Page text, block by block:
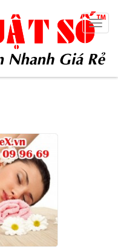
Toggle